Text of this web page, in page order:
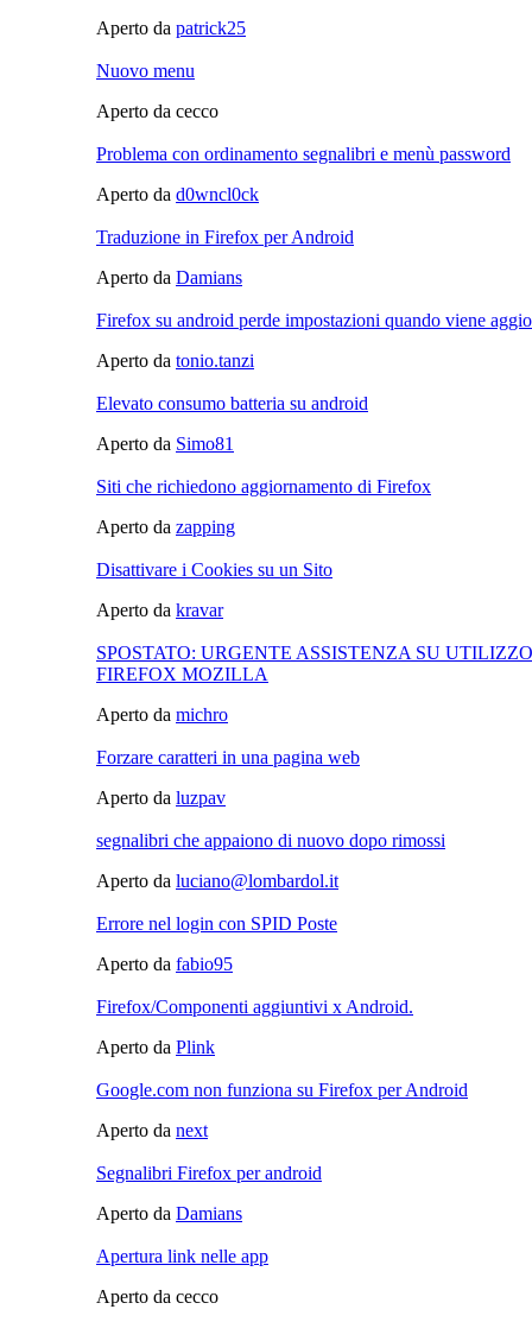
Aperto da patrick25
Nuovo menu
Aperto da cecco
Problema con ordinamento segnalibri e menù password
Aperto da d0wncl0ck
Traduzione in Firefox per Android
Aperto da Damians
Firefox su android perde impostazioni quando viene
Aperto da tonio.tanzi
Elevato consumo batteria su android
Aperto da Simo81
Siti che richiedono aggiornamento di Firefox
Aperto da zapping
Disattivare i Cookies su un Sito
Aperto da kravar
SPOSTATO: URGENTE ASSISTENZA SU
FIREFOX MOZILLA
Aperto da michro
Forzare caratteri in una pagina web
Aperto da luzpav
segnalibri che appaiono di nuovo dopo rimossi
Aperto da luciano@lombardol.it
Errore nel login con SPID Poste
Aperto da fabio95
Firefox/Componenti aggiuntivi x Android.
Aperto da Plink
Google.com non funziona su Firefox per Android
Aperto da next
Segnalibri Firefox per android
Aperto da Damians
Apertura link nelle app
Aperto da cecco